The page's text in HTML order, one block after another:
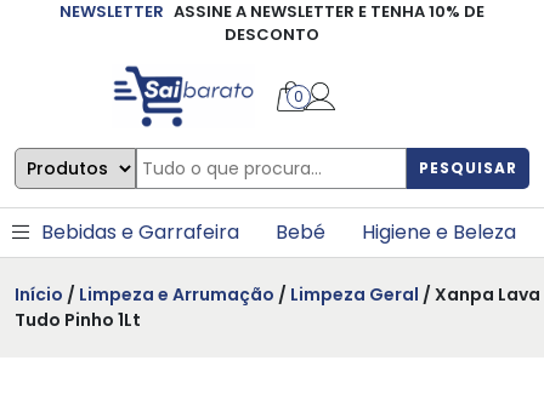
NEWSLETTER ASSINE A NEWSLETTER E TENHA 10% DE
DESCONTO
PESQUISAR
0
Bebidas e Garrafeira Bebé Higiene e Beleza
Início / Limpeza e Arrumação / Limpeza Geral / Xanpa Lava
Tudo Pinho 1Lt